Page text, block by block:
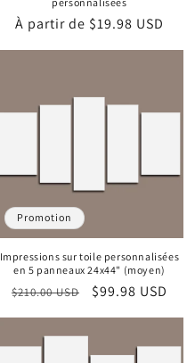
Prix
À partir de $19.98 USD
Promotion
Impressions sur toile personnalisées
en 5 panneaux 24x44" (moyen)
Prix
$210.00 USD
Prix
$99.98 USD